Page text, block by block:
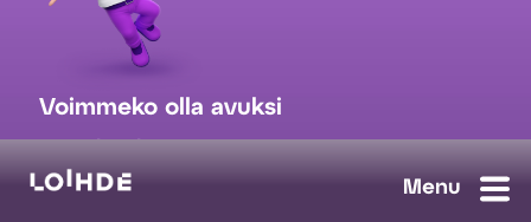
Voimmeko olla avuksi
myynti@loihde.com